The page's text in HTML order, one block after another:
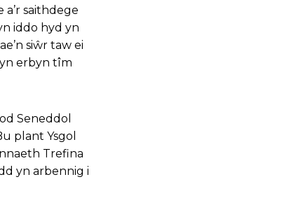
saithdege
iddo hyd yn
siŵr taw ei
erbyn tîm
Seneddol
plant Ysgol
Trefina
yn arbennig i